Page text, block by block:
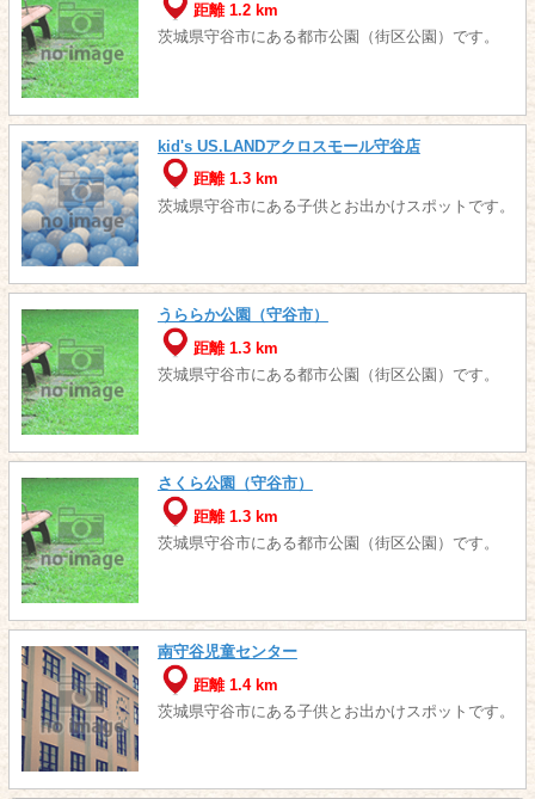
距離 1.2 km
茨城県守谷市にある都市公園（街区公園）です。
kid's US.LANDアクロスモール守谷店
距離 1.3 km
茨城県守谷市にある子供とお出かけスポットです。
うららか公園（守谷市）
距離 1.3 km
茨城県守谷市にある都市公園（街区公園）です。
さくら公園（守谷市）
距離 1.3 km
茨城県守谷市にある都市公園（街区公園）です。
南守谷児童センター
距離 1.4 km
茨城県守谷市にある子供とお出かけスポットです。